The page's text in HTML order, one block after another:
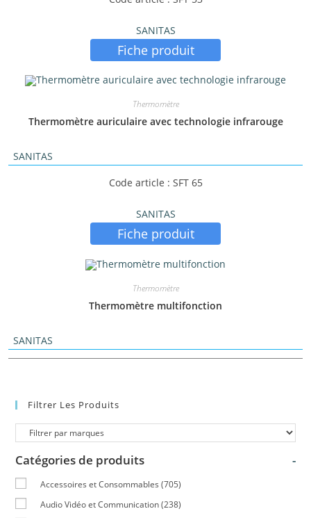
SANITAS
Fiche produit
Thermomètre
Thermomètre auriculaire avec technologie infrarouge
SANITAS
Code article : SFT 65
SANITAS
Fiche produit
Thermomètre
Thermomètre multifonction
SANITAS
Filtrer Les Produits
Catégories de produits -
Accessoires et Consommables (705)
Audio Vidéo et Communication (238)